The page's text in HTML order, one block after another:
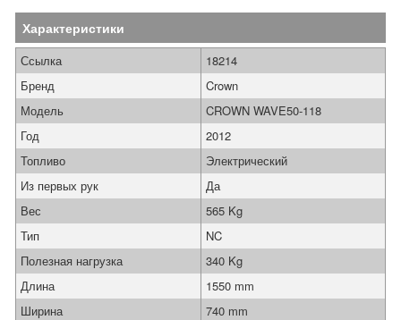
Характеристики
Ссылка
18214
Бренд
Crown
Модель
CROWN WAVE50-118
Год
2012
Топливо
Электрический
Из первых рук
Да
Вес
565 Kg
Тип
NC
Полезная нагрузка
340 Kg
Длина
1550 mm
Ширина
740 mm